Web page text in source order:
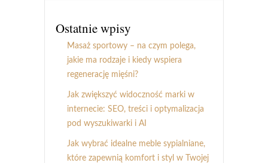
Ostatnie wpisy
Masaż sportowy – na czym polega,
jakie ma rodzaje i kiedy wspiera
regenerację mięśni?
Jak zwiększyć widoczność marki w
internecie: SEO, treści i optymalizacja
pod wyszukiwarki i AI
Jak wybrać idealne meble sypialniane,
które zapewnią komfort i styl w Twojej